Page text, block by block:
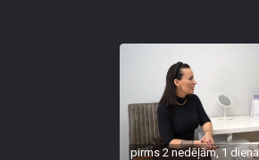
pirms 2 nedēļām, 1